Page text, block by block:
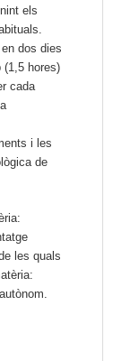
els
dos dies
hores)
cada
i les
de
les quals